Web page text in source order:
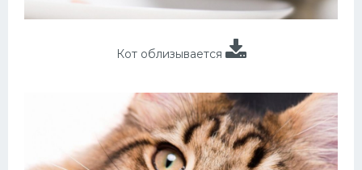
Кот облизывается